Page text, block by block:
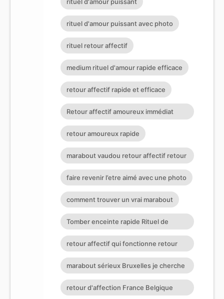
rituel d'amour puissant
rituel d'amour puissant avec photo
rituel retour affectif
medium rituel d'amour rapide efficace
retour affectif rapide et efficace
Retour affectif amoureux immédiat
gratuit Rituel retour affectif
retour amoureux rapide
marabout vaudou retour affectif retour
affectif sérieux retour d
faire revenir l’etre aimé avec une photo
comment trouver un vrai marabout
Tomber enceinte rapide Rituel de
retour affectif retour affectif
retour affectif qui fonctionne retour
affectif avis expert marab
marabout sérieux Bruxelles je cherche
un puissant marabout
retour d'affection France Belgique